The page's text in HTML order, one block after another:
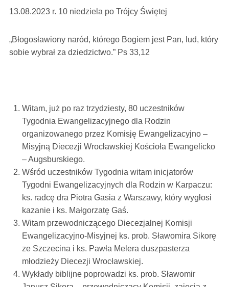
13.08.2023 r. 10 niedziela po Trójcy Świętej
„Błogosławiony naród, którego Bogiem jest Pan, lud, który
sobie wybrał za dziedzictwo.” Ps 33,12
Witam, już po raz trzydziesty, 80 uczestników
Tygodnia Ewangelizacyjnego dla Rodzin
organizowanego przez Komisję Ewangelizacyjno –
Misyjną Diecezji Wrocławskiej Kościoła Ewangelicko
– Augsburskiego.
Wśród uczestników Tygodnia witam inicjatorów
Tygodni Ewangelizacyjnych dla Rodzin w Karpaczu:
ks. radcę dra Piotra Gasia z Warszawy, który wygłosi
kazanie i ks. Małgorzatę Gaś.
Witam przewodniczącego Diecezjalnej Komisji
Ewangelizacyjno-Misyjnej ks. prob. Sławomira Sikorę
ze Szczecina i ks. Pawła Melera duszpasterza
młodzieży Diecezji Wrocławskiej.
Wykłady biblijne poprowadzi ks. prob. Sławomir